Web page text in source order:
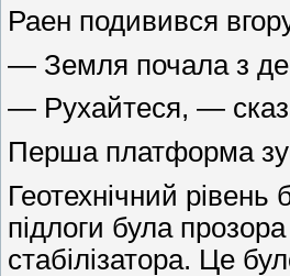
Раен подивився
— Земля почала з
— Рухайтеся, —
Перша платформа
Геотехнічний
підлоги була
стабілізатора. Це